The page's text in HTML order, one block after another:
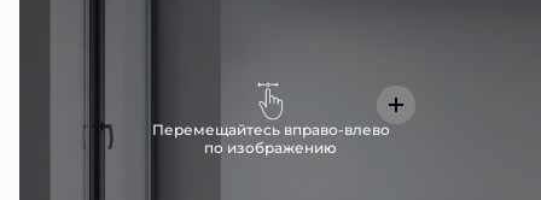
Перемещайтесь вправо-влево
по изображению